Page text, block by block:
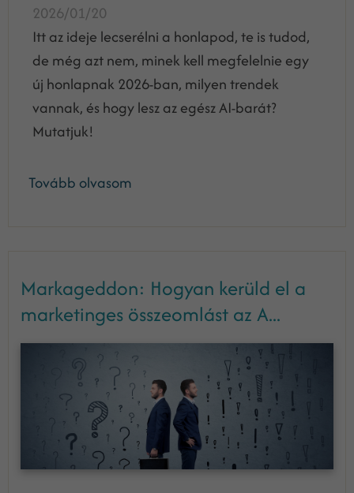
2026/01/20
Itt az ideje lecserélni a honlapod, te is tudod,
de még azt nem, minek kell megfelelnie egy
új honlapnak 2026-ban, milyen trendek
vannak, és hogy lesz az egész AI-barát?
Mutatjuk!
Tovább olvasom
Markageddon: Hogyan kerüld el a
marketinges összeomlást az A...